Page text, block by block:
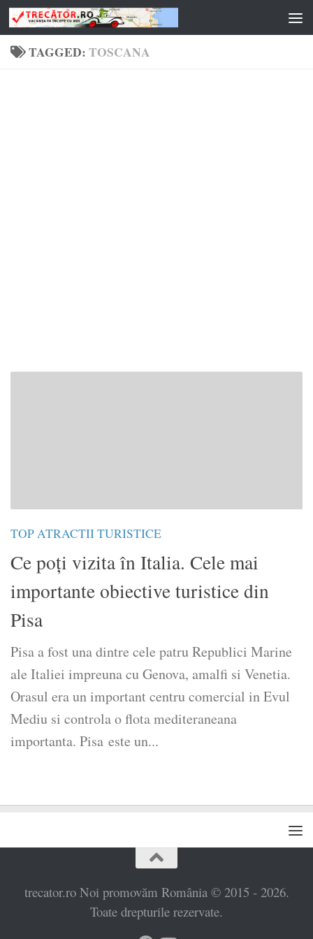
Skip to content
TAGGED:TOSCANA
TOP ATRACTII TURISTICE
Ce poți vizita în Italia. Cele mai
importante obiective turistice din
Pisa
Pisa a fost una dintre cele patru Republici Marine
ale Italiei impreuna cu Genova, amalfi si Venetia.
Orasul era un important centru comercial in Evul
Mediu si controla o flota mediteraneana
importanta. Pisa este un...
trecator.ro Noi promovăm România © 2015 - 2026.
Toate drepturile rezervate.